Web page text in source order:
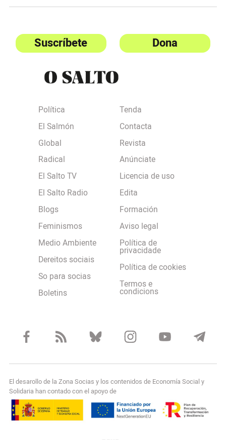
Suscríbete Dona
Política
El Salmón
Global
Radical
El Salto TV
El Salto Radio
Blogs
Feminismos
Medio Ambiente
Dereitos sociais
So para socias
Boletins
Tenda
Contacta
Revista
Anúnciate
Licencia de uso
Edita
Formación
Aviso legal
Política de
privacidade
Política de cookies
Termos e
condicions
El desarollo de la Zona Socias y los contenidos de Economía Social y
Solidaria han contado con el apoyo de